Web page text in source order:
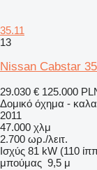
35.11
13
Nissan Cabstar
29.030 € 125.000
Δομικό όχημα -
2011
47.000 χλμ
2.700 ωρ./λειτ.
Ισχύς 81 kW (110
μπούμας 9,5 μ